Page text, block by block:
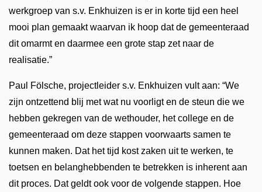
werkgroep van s.v. Enkhuizen is er in korte tijd een heel
mooi plan gemaakt waarvan ik hoop dat de gemeenteraad
dit omarmt en daarmee een grote stap zet naar de
realisatie.”
Paul Fölsche, projectleider s.v. Enkhuizen vult aan: “We
zijn ontzettend blij met wat nu voorligt en de steun die we
hebben gekregen van de wethouder, het college en de
gemeenteraad om deze stappen voorwaarts samen te
kunnen maken. Dat het tijd kost zaken uit te werken, te
toetsen en belanghebbenden te betrekken is inherent aan
dit proces. Dat geldt ook voor de volgende stappen. Hoe